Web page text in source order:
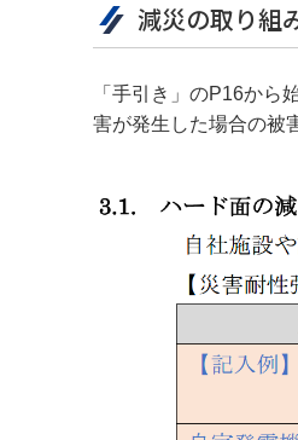
減災の取り組
「手引き」のP16から
害が発生した場合の被